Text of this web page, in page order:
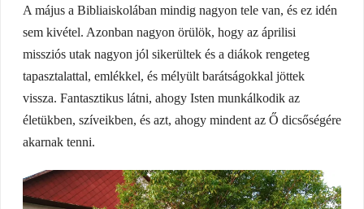
A május a Bibliaiskolában mindig nagyon tele van, és ez idén
sem kivétel. Azonban nagyon örülök, hogy az áprilisi
missziós utak nagyon jól sikerültek és a diákok rengeteg
tapasztalattal, emlékkel, és mélyült barátságokkal jöttek
vissza. Fantasztikus látni, ahogy Isten munkálkodik az
életükben, szíveikben, és azt, ahogy mindent az Ő dicsőségére
akarnak tenni.